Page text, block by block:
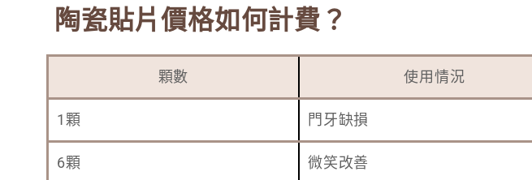
陶瓷貼片價格如何計費？
顆數 使用情況
1顆 門牙缺損
6顆 微笑改善